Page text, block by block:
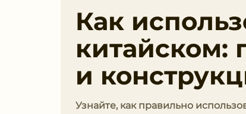
Как
китайском:
и
Узнайте, как правильно